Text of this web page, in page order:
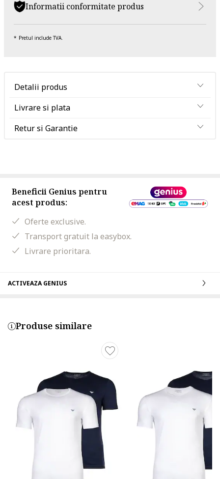
Informatii conformitate produs
Pretul include TVA.
Detalii produs
Livrare si plata
Retur si Garantie
Beneficii Genius pentru
acest produs:
Oferte exclusive.
Transport gratuit la easybox.
Livrare prioritara.
ACTIVEAZA GENIUS
Produse similare